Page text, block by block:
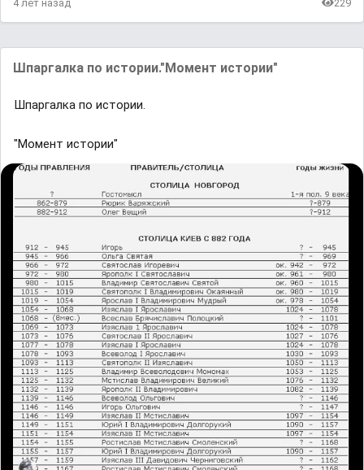
4 лет назад 229
Шпapгалка пo иcтopии."Момент истории"
Шпapгалка пo иcтopии.
"Момент истории"